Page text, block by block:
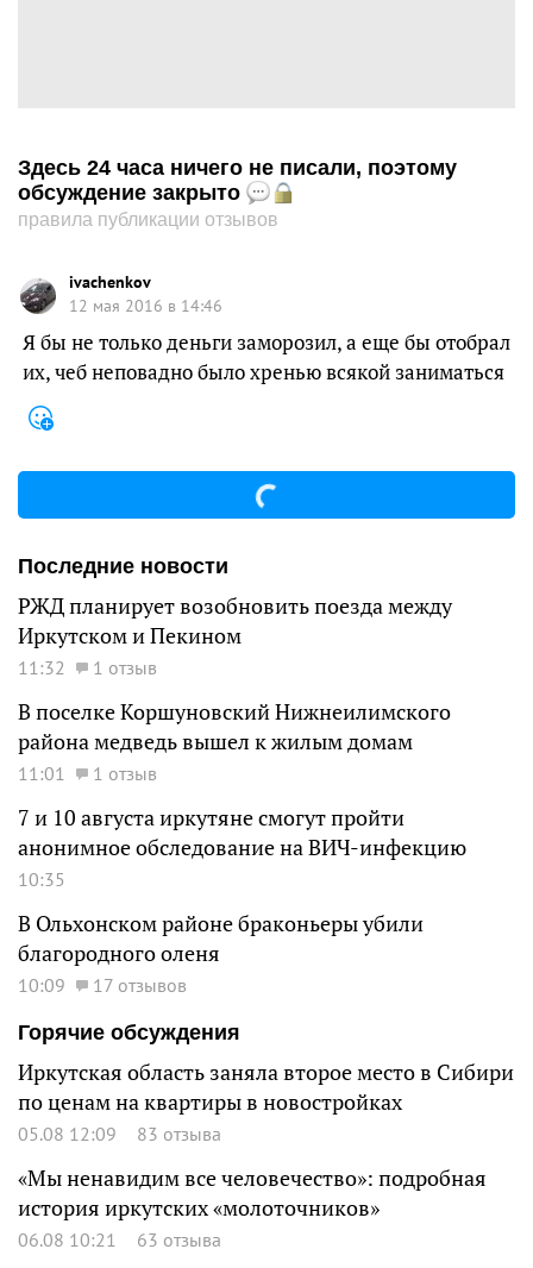
Здесь 24 часа ничего не писали, поэтому
обсуждение закрыто
правила публикации отзывов
ivachenkov
12 мая 2016 в 14:46
Я бы не только деньги заморозил, а еще бы отобрал
их, чеб неповадно было хренью всякой заниматься
Последние новости
РЖД планирует возобновить поезда между
Иркутском и Пекином
11:32 1 отзыв
В поселке Коршуновский Нижнеилимского
района медведь вышел к жилым домам
11:01 1 отзыв
7 и 10 августа иркутяне смогут пройти
анонимное обследование на ВИЧ-инфекцию
10:35
В Ольхонском районе браконьеры убили
благородного оленя
10:09
17 отзывов
Горячие обсуждения
Иркутская область заняла второе место в Сибири
по ценам на квартиры в новостройках
05.08 12:09 83 отзыва
«Мы ненавидим все человечество»: подробная
история иркутских «молоточников»
06.08 10:21 63 отзыва